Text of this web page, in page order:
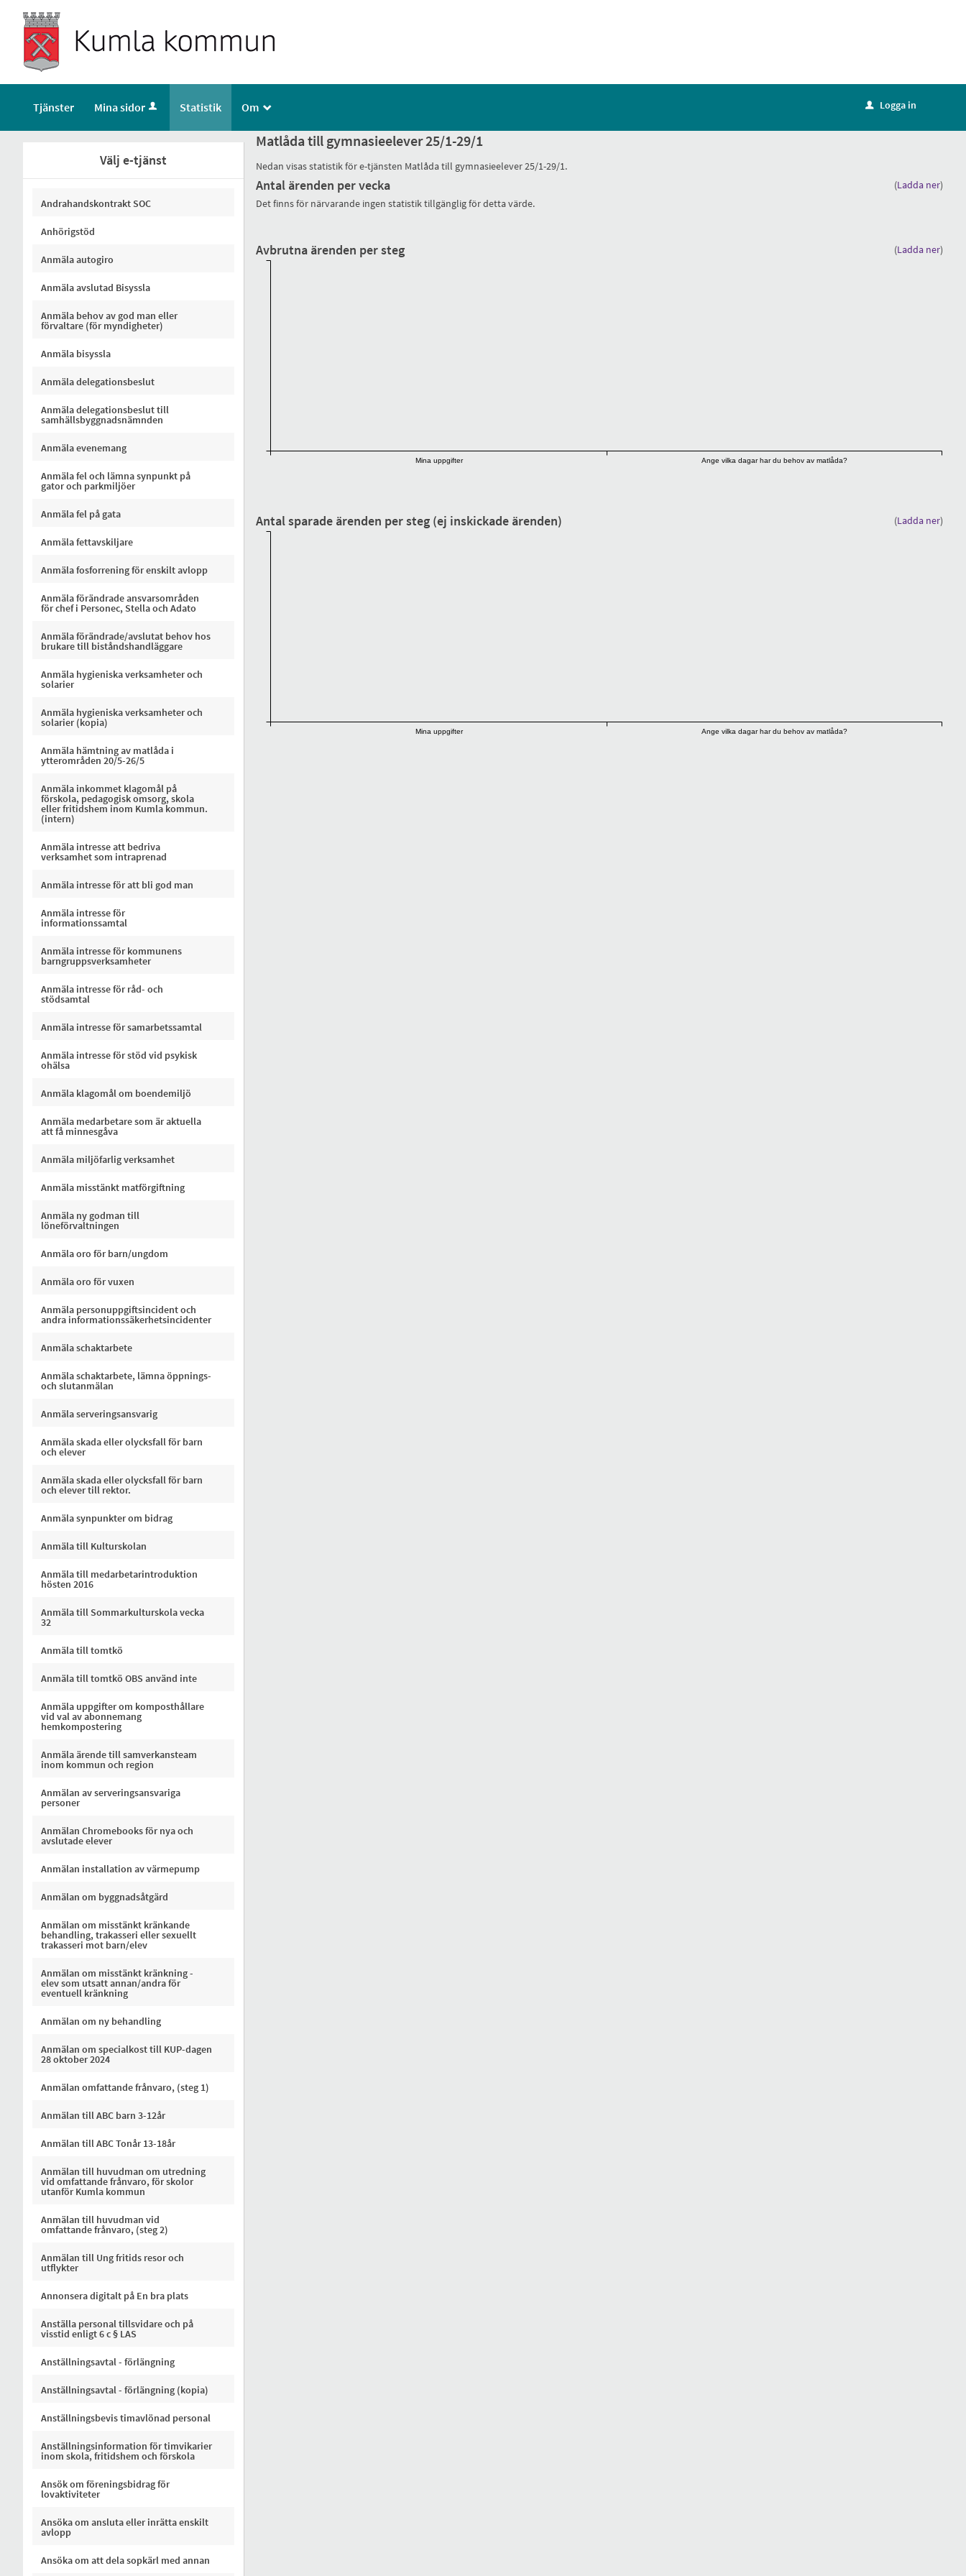
Tjänster Mina sidor Statistik Om _ u Logga in
Välj e-tjänst
Andrahandskontrakt SOC
Anhörigstöd
Anmäla autogiro
Anmäla avslutad Bisyssla
Anmäla behov av god man eller
förvaltare (för myndigheter)
Anmäla bisyssla
Anmäla delegationsbeslut
Anmäla delegationsbeslut till
samhällsbyggnadsnämnden
Anmäla evenemang
Anmäla fel och lämna synpunkt på
gator och parkmiljöer
Anmäla fel på gata
Anmäla fettavskiljare
Anmäla fosforrening för enskilt avlopp
Anmäla förändrade ansvarsområden
för chef i Personec, Stella och Adato
Anmäla förändrade/avslutat behov hos
brukare till biståndshandläggare
Anmäla hygieniska verksamheter och
solarier
Anmäla hygieniska verksamheter och
solarier (kopia)
Anmäla hämtning av matlåda i
ytterområden 20/5-26/5
Anmäla inkommet klagomål på
förskola, pedagogisk omsorg, skola
eller fritidshem inom Kumla kommun.
(intern)
Anmäla intresse att bedriva
verksamhet som intraprenad
Anmäla intresse för att bli god man
Anmäla intresse för
informationssamtal
Anmäla intresse för kommunens
barngruppsverksamheter
Anmäla intresse för råd- och
stödsamtal
Anmäla intresse för samarbetssamtal
Anmäla intresse för stöd vid psykisk
ohälsa
Anmäla klagomål om boendemiljö
Anmäla medarbetare som är aktuella
att få minnesgåva
Anmäla miljöfarlig verksamhet
Anmäla misstänkt matförgiftning
Anmäla ny godman till
löneförvaltningen
Anmäla oro för barn/ungdom
Anmäla oro för vuxen
Anmäla personuppgiftsincident och
andra informationssäkerhetsincidenter
Anmäla schaktarbete
Anmäla schaktarbete, lämna öppnings-
och slutanmälan
Anmäla serveringsansvarig
Anmäla skada eller olycksfall för barn
och elever
Anmäla skada eller olycksfall för barn
och elever till rektor.
Anmäla synpunkter om bidrag
Anmäla till Kulturskolan
Anmäla till medarbetarintroduktion
hösten 2016
Anmäla till Sommarkulturskola vecka
32
Anmäla till tomtkö
Anmäla till tomtkö OBS använd inte
Anmäla uppgifter om komposthållare
vid val av abonnemang
hemkompostering
Anmäla ärende till samverkansteam
inom kommun och region
Anmälan av serveringsansvariga
personer
Anmälan Chromebooks för nya och
avslutade elever
Anmälan installation av värmepump
Anmälan om byggnadsåtgärd
Anmälan om misstänkt kränkande
behandling, trakasseri eller sexuellt
trakasseri mot barn/elev
Anmälan om misstänkt kränkning -
elev som utsatt annan/andra för
eventuell kränkning
Anmälan om ny behandling
Anmälan om specialkost till KUP-dagen
28 oktober 2024
Anmälan omfattande frånvaro, (steg 1)
Anmälan till ABC barn 3-12år
Anmälan till ABC Tonår 13-18år
Anmälan till huvudman om utredning
vid omfattande frånvaro, för skolor
utanför Kumla kommun
Anmälan till huvudman vid
omfattande frånvaro, (steg 2)
Anmälan till Ung fritids resor och
utflykter
Annonsera digitalt på En bra plats
Anställa personal tillsvidare och på
visstid enligt 6 c § LAS
Anställningsavtal - förlängning
Anställningsavtal - förlängning (kopia)
Anställningsbevis timavlönad personal
Anställningsinformation för timvikarier
inom skola, fritidshem och förskola
Ansök om föreningsbidrag för
lovaktiviteter
Ansöka om ansluta eller inrätta enskilt
avlopp
Ansöka om att dela sopkärl med annan
Matlåda till gymnasieelever 25/1-29/1
Nedan visas statistik för e-tjänsten Matlåda till gymnasieelever 25/1-29/1.
Antal ärenden per vecka (Ladda ner)
Det finns för närvarande ingen statistik tillgänglig för detta värde.
Avbrutna ärenden per steg (Ladda ner)
Mina uppgifter Ange vilka dagar har du behov av matlåda?
Antal sparade ärenden per steg (ej inskickade ärenden) (Ladda ner)
Mina uppgifter Ange vilka dagar har du behov av matlåda?